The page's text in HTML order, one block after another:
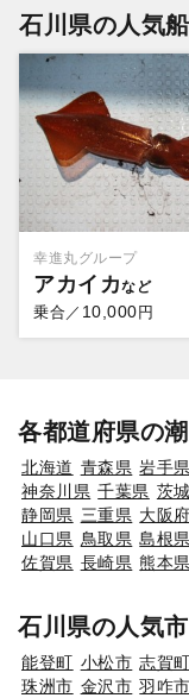
石川県の人気
幸進丸グループ
アカイカ
乗合／ 10,000 円
各都道府県の
北海道 青森県 岩手県
神奈川県 千葉県 茨
静岡県 三重県 大阪府
山口県 鳥取県 島根県
佐賀県 長崎県 熊本県
石川県の人気
能登町 小松市 志賀町
珠洲市 金沢市 羽咋市